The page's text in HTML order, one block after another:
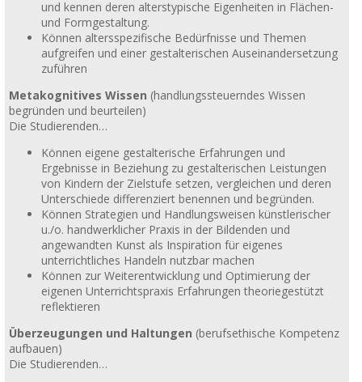
und kennen deren alterstypische Eigenheiten in Flächen-
und Formgestaltung.
Können altersspezifische Bedürfnisse und Themen
aufgreifen und einer gestalterischen Auseinandersetzung
zuführen
Metakognitives Wissen (handlungssteuerndes Wissen
begründen und beurteilen)
Die Studierenden…
Können eigene gestalterische Erfahrungen und
Ergebnisse in Beziehung zu gestalterischen Leistungen
von Kindern der Zielstufe setzen, vergleichen und deren
Unterschiede differenziert benennen und begründen.
Können Strategien und Handlungsweisen künstlerischer
u./o. handwerklicher Praxis in der Bildenden und
angewandten Kunst als Inspiration für eigenes
unterrichtliches Handeln nutzbar machen
Können zur Weiterentwicklung und Optimierung der
eigenen Unterrichtspraxis Erfahrungen theoriegestützt
reflektieren
Überzeugungen und Haltungen (berufsethische Kompetenz
aufbauen)
Die Studierenden…